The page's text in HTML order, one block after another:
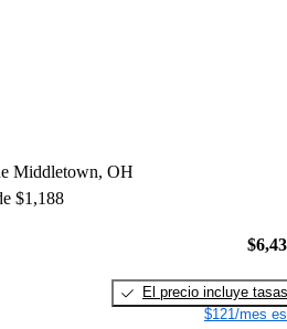
Middletown, OH
$1,188
El precio incluye tasas
$121/mes